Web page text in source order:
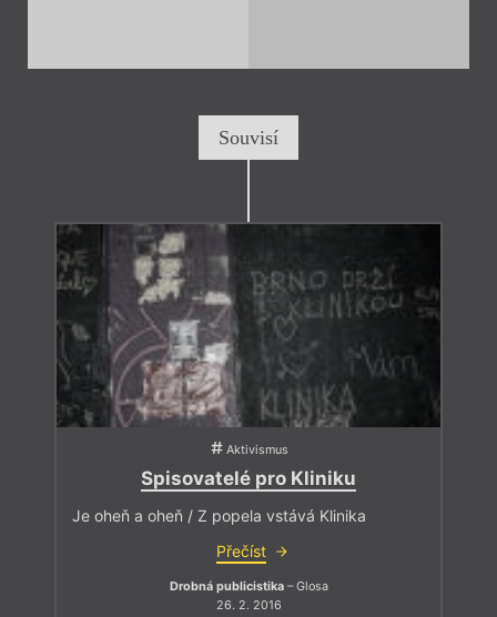
Souvisí
Aktivismus
Spisovatelé pro Kliniku
Je oheň a oheň / Z popela vstává Klinika
Přečíst
Drobná publicistika– Glosa
26. 2. 2016